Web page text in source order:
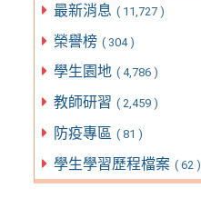
最新消息 ( 11,727 )
榮譽榜 ( 304 )
學生園地 ( 4,786 )
教師研習 ( 2,459 )
防疫專區 ( 81 )
學生學習歷程檔案 ( 62 )